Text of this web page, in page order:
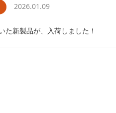
2026.01.09
た新製品が、入荷しました！